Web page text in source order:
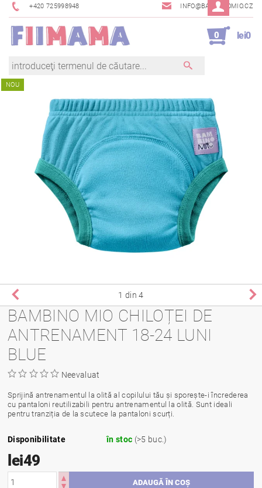
+420 725998948 INFO@BAMBINOMIO.CZ
0 lei0
NOU
1 din 4
BAMBINO MIO CHILOȚEI DE
ANTRENAMENT 18-24 LUNI
BLUE
Neevaluat
Sprijină antrenamentul la olită al copilului tău și sporește-i încrederea
cu pantaloni reutilizabili pentru antrenamentul la olită. Sunt ideali
pentru tranziția de la scutece la pantaloni scurți.
Disponibilitate în stoc (>5 buc.)
lei49